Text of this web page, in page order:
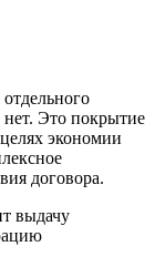
Это покрытие
экономии
договора.
выдачу